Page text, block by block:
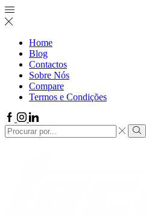
Home
Blog
Contactos
Sobre Nós
Compare
Termos e Condições